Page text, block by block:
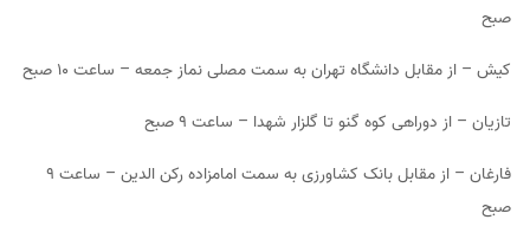
صبح
کیش – از مقابل دانشگاه تهران به سمت مصلی نماز جمعه – ساعت ۱۰ صبح
تازیان – از دوراهی کوه گنو تا گلزار شهدا – ساعت ۹ صبح
فارغان – از مقابل بانک کشاورزی به سمت امامزاده رکن الدین – ساعت ۹
صبح